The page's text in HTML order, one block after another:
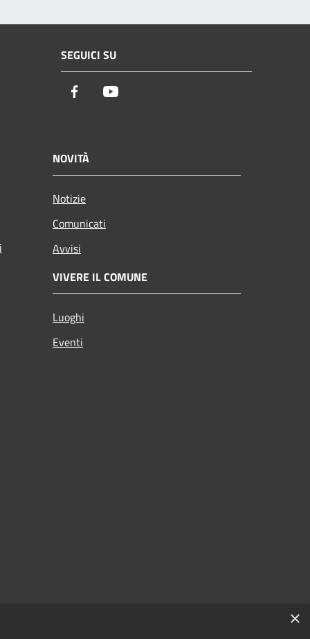
SEGUICI SU
Facebook
NOVITÀ
Notizie
Comunicati
Avvisi
VIVERE IL COMUNE
Luoghi
Eventi
×